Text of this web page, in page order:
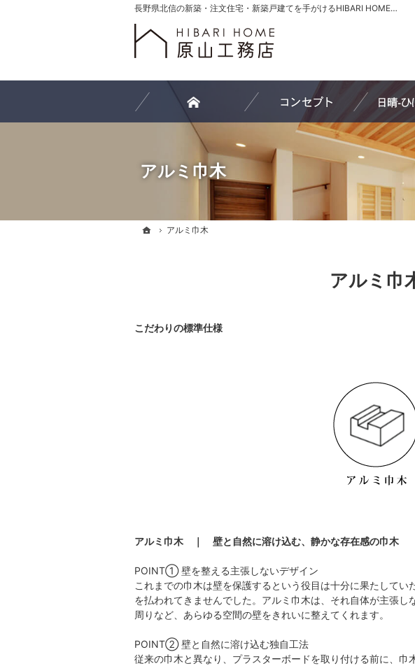
アルミ巾木
長野県北信の新築・注文住宅・新築戸建てを手がけるHIBARI HOME原山工務店
ホーム
アルミ巾木
アルミ巾
こだわりの標準仕様
アルミ巾木 ｜ 壁と自然に溶け込む、静かな存在感の巾木
POINT① 壁を整える主張しないデザイン
これまでの巾木は壁を保護するという役目は十分に果たして
を払われてきませんでした。アルミ巾木は、それ自体が主張
周りなど、あらゆる空間の壁をきれいに整えてくれます。
POINT② 壁と自然に溶け込む独自工法
従来の巾木と異なり、プラスターボードを取り付ける前に、
ホーム
アルミ巾木
家づくりへの